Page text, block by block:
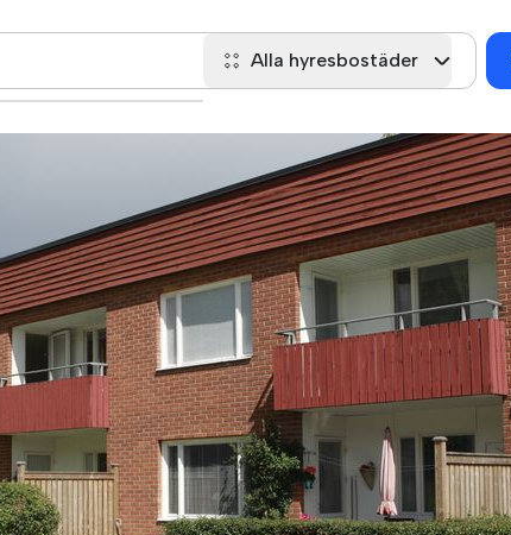
Alla hyresbostäder